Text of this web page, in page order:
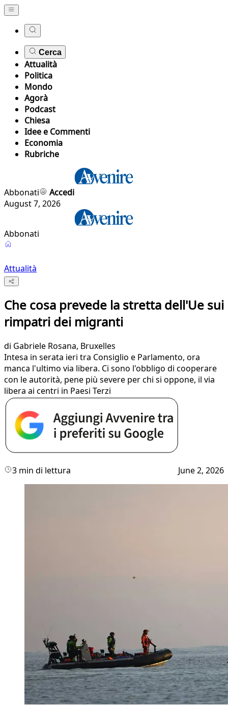
Cerca
Attualità
Politica
Mondo
Agorà
Podcast
Chiesa
Idee e Commenti
Economia
Rubriche
Abbonati
Accedi
August 7, 2026
Abbonati
Attualità
Che cosa prevede la stretta dell'Ue sui
rimpatri dei migranti
di Gabriele Rosana, Bruxelles
Intesa in serata ieri tra Consiglio e Parlamento, ora
manca l'ultimo via libera. Ci sono l'obbligo di cooperare
con le autorità, pene più severe per chi si oppone, il via
libera ai centri in Paesi Terzi
3 min di lettura June 2, 2026